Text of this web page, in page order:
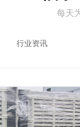
每天
行业资讯